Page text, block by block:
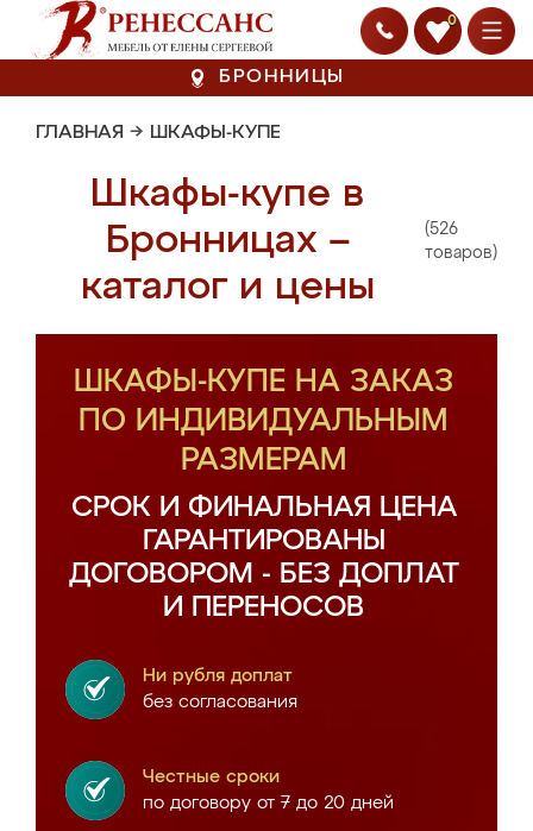
0
БРОННИЦЫ
ГЛАВНАЯ → ШКАФЫ-КУПЕ
Шкафы-купе в
Бронницах –
каталог и цены
(526
товаров)
ШКАФЫ-КУПЕ НА ЗАКАЗ
ПО ИНДИВИДУАЛЬНЫМ
РАЗМЕРАМ
СРОК И ФИНАЛЬНАЯ ЦЕНА
ГАРАНТИРОВАНЫ
ДОГОВОРОМ - БЕЗ ДОПЛАТ
И ПЕРЕНОСОВ
Ни рубля доплат
без согласования
Честные сроки
по договору от 7 до 20 дней